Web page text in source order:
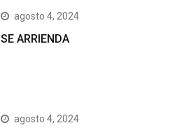
agosto 4, 2024
SE ARRIENDA
agosto 4, 2024